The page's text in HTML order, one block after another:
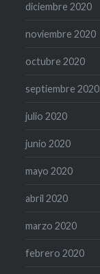
diciembre 2020
noviembre 2020
octubre 2020
septiembre 2020
julio 2020
junio 2020
mayo 2020
abril 2020
marzo 2020
febrero 2020